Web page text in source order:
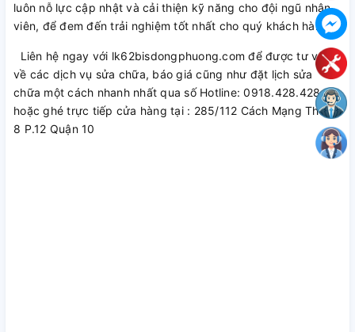
luôn nỗ lực cập nhật và cải thiện kỹ năng cho đội ngũ nhân
viên, để đem đến trải nghiệm tốt nhất cho quý khách hàng.
Liên hệ ngay với lk62bisdongphuong.com để được tư vấn
về các dịch vụ sửa chữa, báo giá cũng như đặt lịch sửa
chữa một cách nhanh nhất qua số Hotline: 0918.428.428
hoặc ghé trực tiếp cửa hàng tại : 285/112 Cách Mạng Tháng
8 P.12 Quận 10